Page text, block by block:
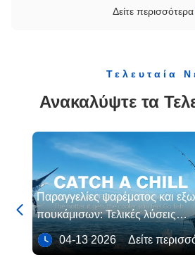
μπέιζμπολ στις ΗΠΑ Η ζήτηση για
Δείτε περισσότερα
Τελευταία
Ανακαλύψτε τα
Παραγγελίες ψαρέματος και
πουκάμισων: Τελικές λύσεις
εξατομίκευσης απλοποιούν την
προμήθεια πολλαπλών SKU
04-13 2026 Δείτε
